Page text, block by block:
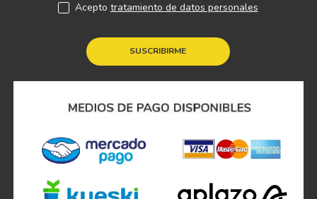
SUSCRIBIRME
Acepto tratamiento de datos personales